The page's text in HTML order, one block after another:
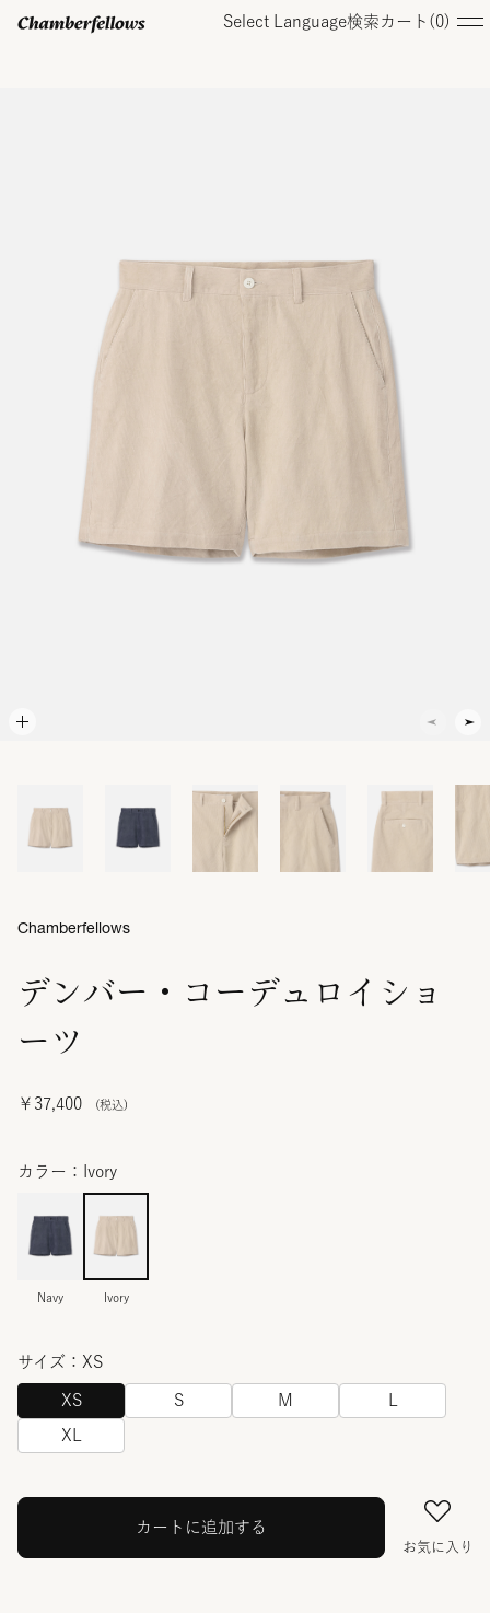
Select Language検索 カート( 0)
デンバー・コーデュロイショ
ーツ
￥37,400
Chamberfellows
カラー：Ivory
Navy Ivory
サイズ：XS
XS S M
XL
カートに追加する
お気に入り